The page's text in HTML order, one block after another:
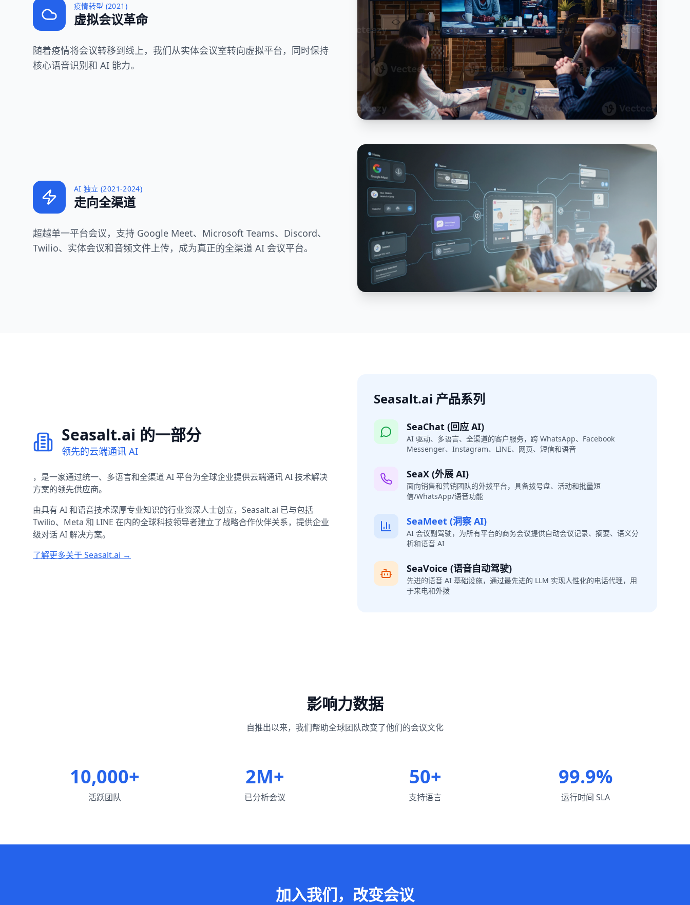
疫情转型 (2021)
虚拟会议革命
随着疫情将会议转移到线上，我们从实体会议室转向虚拟平台，同时保持
核心语音识别和 AI 能力。
AI 独立 (2021-2024)
走向全渠道
超越单一平台会议，支持 Google Meet、Microsoft Teams、Discord、
Twilio、实体会议和音频文件上传，成为真正的全渠道 AI 会议平台。
Seasalt.ai 的一部分
领先的云端通讯 AI
，是一家通过统一、多语言和全渠道 AI 平台为全球企业提供云端通讯 AI 技术解决
方案的领先供应商。
由具有 AI 和语音技术深厚专业知识的行业资深人士创立，Seasalt.ai 已与包括
Twilio、Meta 和 LINE 在内的全球科技领导者建立了战略合作伙伴关系，提供企业
级对话 AI 解决方案。
了解更多关于 Seasalt.ai →
Seasalt.ai 产品系列
SeaChat (回应 AI)
AI 驱动、多语言、全渠道的客户服务，跨 WhatsApp、Facebook
Messenger、Instagram、LINE、网页、短信和语音
SeaX (外展 AI)
面向销售和营销团队的外拨平台，具备拨号盘、活动和批量短
信/WhatsApp/语音功能
SeaMeet (洞察 AI)
AI 会议副驾驶，为所有平台的商务会议提供自动会议记录、摘要、语义分
析和语音 AI
SeaVoice (语音自动驾驶)
先进的语音 AI 基础设施，通过最先进的 LLM 实现人性化的电话代理，用
于来电和外拨
影响力数据
自推出以来，我们帮助全球团队改变了他们的会议文化
10,000+
活跃团队
2M+
已分析会议
50+
支持语言
99.9%
运行时间 SLA
加入我们，改变会议